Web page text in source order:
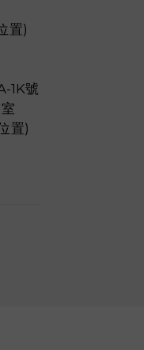
置)
1K號
置)